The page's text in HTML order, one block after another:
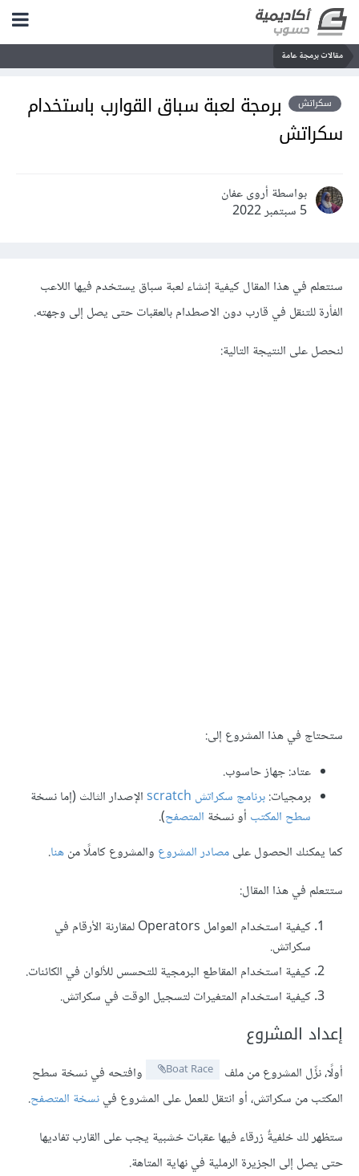
عامة
برمجة لعبة سباق القوارب باستخدام
بواسطة أروى عفان
في هذا المقال كيفية إنشاء لعبة سباق يستخدم فيها اللاعب
للتنقل في قارب دون الاصطدام بالعقبات حتى يصل إلى وجهته.
النتيجة التالية:
في هذا المشروع إلى:
عتاد: جهاز حاسوب.
برمجيات: برنامج سكراتش scratch
الإصدار الثالث (إما نسخة
سطح المكتبأو نسخة المتصفح).
الحصول علىمصادر المشروعوالمشروع كاملًا منهنا.
في هذا المقال:
كيفية استخدام العوامل Operators لمقارنة الأرقام في
كيفية استخدام المقاطع البرمجية للتحسس للألوان في الكائنات.
كيفية استخدام المتغيرات لتسجيل الوقت في سكراتش.
المشروع
المشروع من ملف Boat Race
وافتحه في نسخة سطح
من سكراتش، أو انتقل للعمل على المشروع فينسخة المتصفح.
خلفيةٌ زرقاء فيها عقبات خشبية يجب على القارب تفاديها
إلى الجزيرة الرملية في نهاية المتاهة.